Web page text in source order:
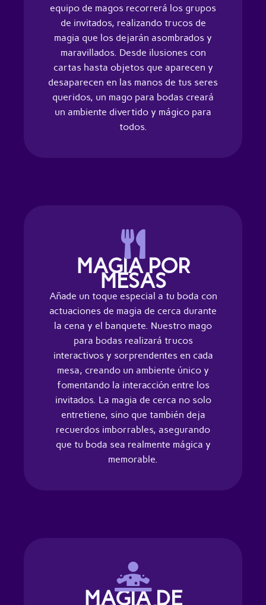
equipo de magos recorrerá los grupos
de invitados, realizando trucos de
magia que los dejarán asombrados y
maravillados. Desde ilusiones con
cartas hasta objetos que aparecen y
desaparecen en las manos de tus seres
queridos, un mago para bodas creará
un ambiente divertido y mágico para
todos.
MAGIA POR
MESAS
Añade un toque especial a tu boda con
actuaciones de magia de cerca durante
la cena y el banquete. Nuestro mago
para bodas realizará trucos
interactivos y sorprendentes en cada
mesa, creando un ambiente único y
fomentando la interacción entre los
invitados. La magia de cerca no solo
entretiene, sino que también deja
recuerdos imborrables, asegurando
que tu boda sea realmente mágica y
memorable.
MAGIA DE